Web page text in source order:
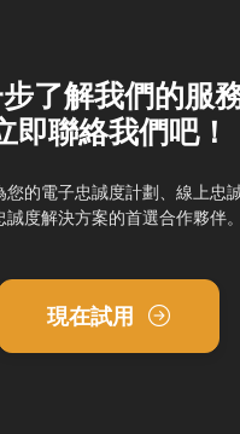
了解我們的服
即聯絡我們吧！
的電子忠誠度計劃、線上忠
誠度解決方案的首選合作夥伴。
現在試用